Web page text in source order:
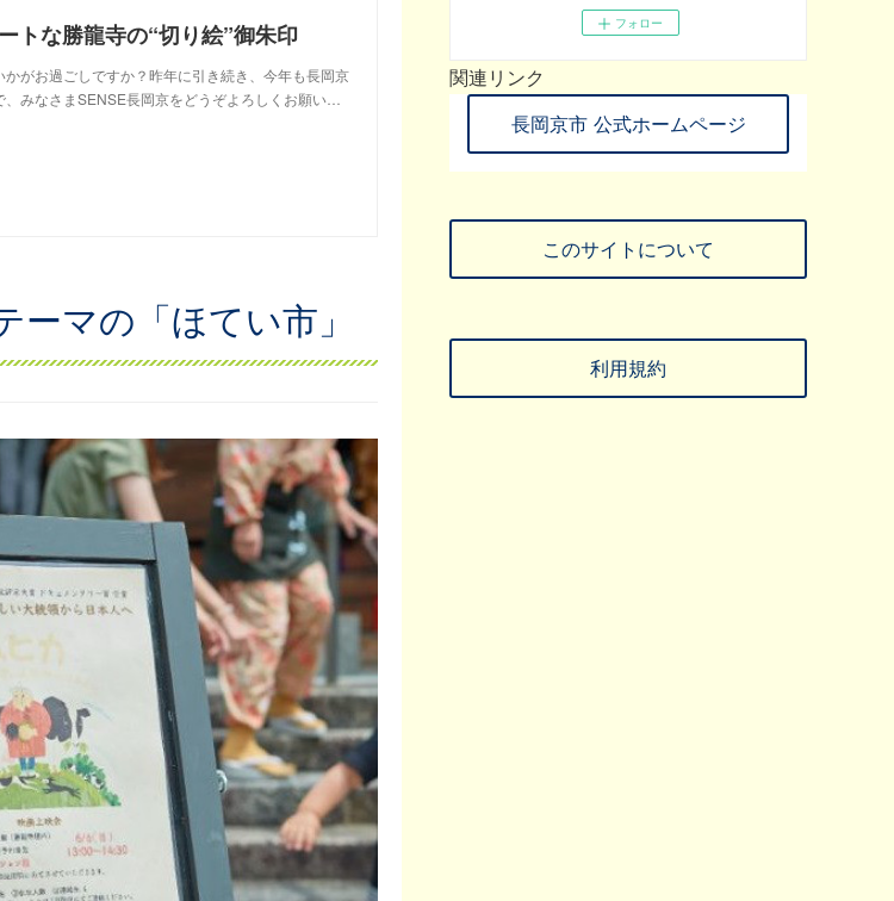
トな勝龍寺の“切り絵”御朱印
がお過ごしですか？昨年に引き続き、今年も長岡京
みなさまSENSE長岡京をどうぞよろしくお願い…
マの「ほてい市」
フォロー
関連リンク
長岡京市 公式ホームページ
このサイトについて
利用規約